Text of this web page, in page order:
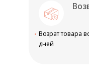
Возрат товара
дней